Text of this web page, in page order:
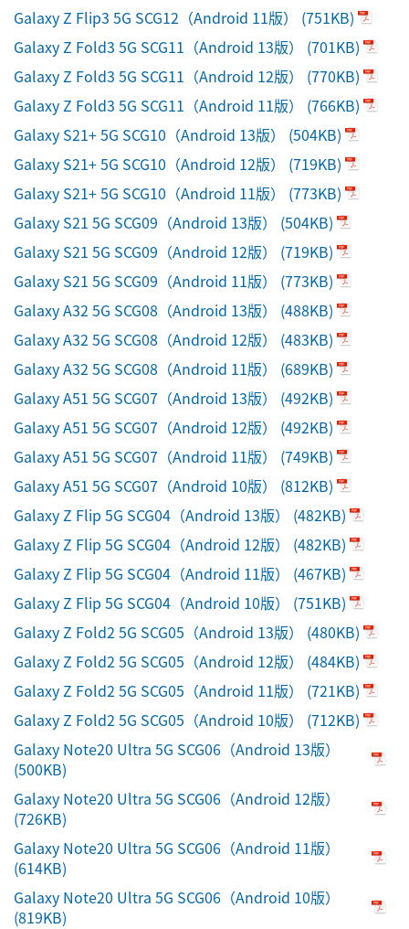
Galaxy Z Flip3 5G SCG12（Android 11版） (751KB)
Galaxy Z Fold3 5G SCG11（Android 13版） (701KB)
Galaxy Z Fold3 5G SCG11（Android 12版） (770KB)
Galaxy Z Fold3 5G SCG11（Android 11版） (766KB)
Galaxy S21+ 5G SCG10（Android 13版） (504KB)
Galaxy S21+ 5G SCG10（Android 12版） (719KB)
Galaxy S21+ 5G SCG10（Android 11版） (773KB)
Galaxy S21 5G SCG09（Android 13版） (504KB)
Galaxy S21 5G SCG09（Android 12版） (719KB)
Galaxy S21 5G SCG09（Android 11版） (773KB)
Galaxy A32 5G SCG08（Android 13版） (488KB)
Galaxy A32 5G SCG08（Android 12版） (483KB)
Galaxy A32 5G SCG08（Android 11版） (689KB)
Galaxy A51 5G SCG07（Android 13版） (492KB)
Galaxy A51 5G SCG07（Android 12版） (492KB)
Galaxy A51 5G SCG07（Android 11版） (749KB)
Galaxy A51 5G SCG07（Android 10版） (812KB)
Galaxy Z Flip 5G SCG04（Android 13版） (482KB)
Galaxy Z Flip 5G SCG04（Android 12版） (482KB)
Galaxy Z Flip 5G SCG04（Android 11版） (467KB)
Galaxy Z Flip 5G SCG04（Android 10版） (751KB)
Galaxy Z Fold2 5G SCG05（Android 13版） (480KB)
Galaxy Z Fold2 5G SCG05（Android 12版） (484KB)
Galaxy Z Fold2 5G SCG05（Android 11版） (721KB)
Galaxy Z Fold2 5G SCG05（Android 10版） (712KB)
Galaxy Note20 Ultra 5G SCG06（Android 13版）
(500KB)
Galaxy Note20 Ultra 5G SCG06（Android 12版）
(726KB)
Galaxy Note20 Ultra 5G SCG06（Android 11版）
(614KB)
Galaxy Note20 Ultra 5G SCG06（Android 10版）
(819KB)